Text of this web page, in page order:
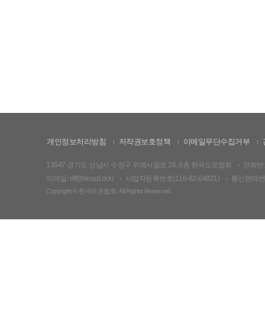
개인정보처리방침 저작권보호정책 이메일무단수집거부
13647 경기도 성남시 수정구 위례서일로 26, 8층 한국도로협회
전화
이메일: off@kroad.or.kr
사업자등록번호(116-82-04821) 통신판매
Copyright © 한국도로협회. All Rights Reserved.